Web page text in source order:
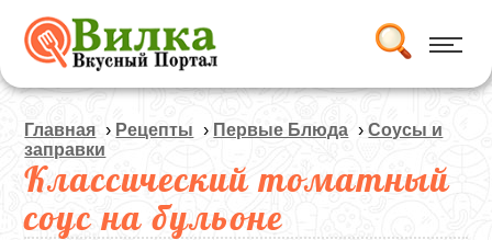
Главная › Рецепты › Первые Блюда ›Соусы и
заправки
Классический томатный
соус на бульоне